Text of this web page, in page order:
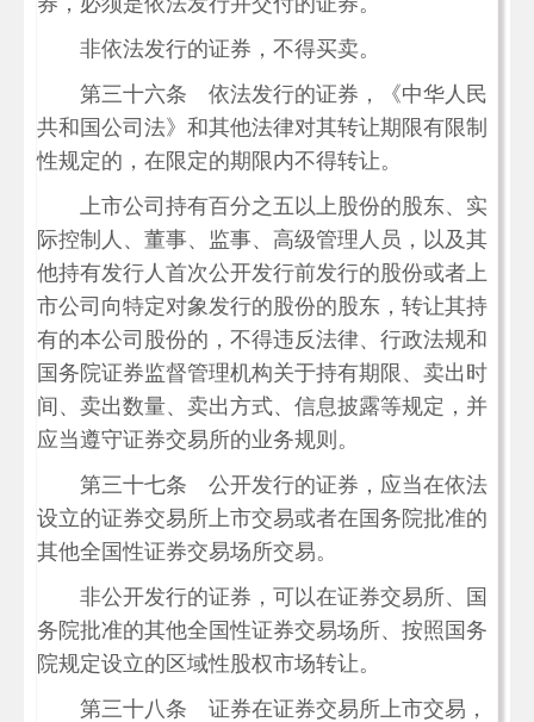
非依法发行的证券，不得买卖。
第三十六条 依法发行的证券，《中华人民
共和国公司法》和其他法律对其转让期限有限制
性规定的，在限定的期限内不得转让。
上市公司持有百分之五以上股份的股东、实
际控制人、董事、监事、高级管理人员，以及其
他持有发行人首次公开发行前发行的股份或者上
市公司向特定对象发行的股份的股东，转让其持
有的本公司股份的，不得违反法律、行政法规和
国务院证券监督管理机构关于持有期限、卖出时
间、卖出数量、卖出方式、信息披露等规定，并
应当遵守证券交易所的业务规则。
第三十七条 公开发行的证券，应当在依法
设立的证券交易所上市交易或者在国务院批准的
其他全国性证券交易场所交易。
非公开发行的证券，可以在证券交易所、国
务院批准的其他全国性证券交易场所、按照国务
院规定设立的区域性股权市场转让。
第三十八条 证券在证券交易所上市交易，